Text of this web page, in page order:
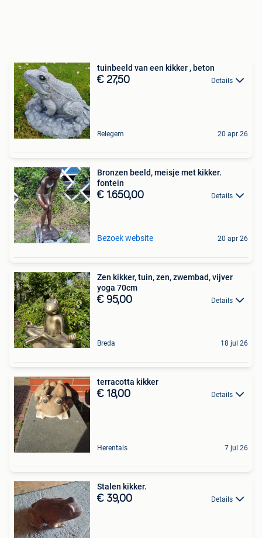
tuinbeeld van een kikker , beton
€ 27,50 Details
Relegem 20 apr 26
Bronzen beeld, meisje met kikker.
fontein
€ 1.650,00 Details
Bezoek website 20 apr 26
Zen kikker, tuin, zen, zwembad, vijver
yoga 70cm
€ 95,00 Details
Breda 18 jul 26
terracotta kikker
€ 18,00 Details
Herentals 7 jul 26
Stalen kikker.
€ 39,00 Details